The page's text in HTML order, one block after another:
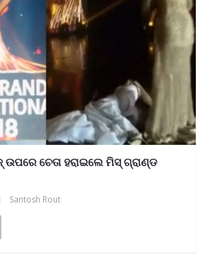
ଚେତା ହରାଇଲେ ମିସ୍‌ ଗ୍ରାଣ୍ଡ
Santosh Rout